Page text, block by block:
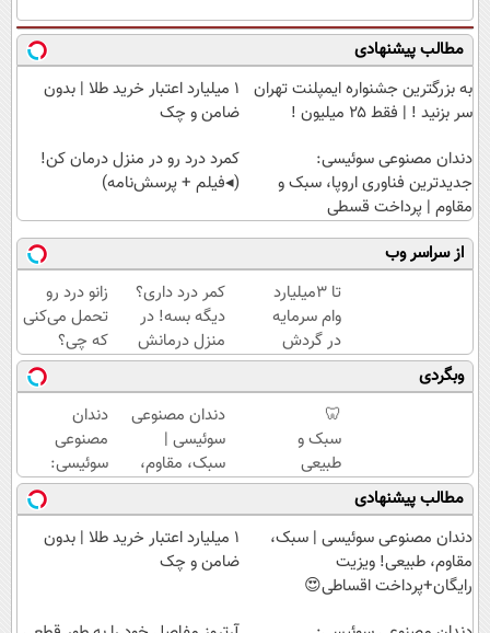
مطالب پیشنهادی
به بزرگترین جشنواره ایمپلنت تهران
سر بزنید ! | فقط ۲۵ میلیون !
۱ میلیارد اعتبار خرید طلا | بدون
ضامن و چک
دندان مصنوعی سوئیسی:
جدیدترین فناوری اروپا، سبک و
مقاوم | پرداخت قسطی
کمرد درد رو در منزل درمان کن!
(◂فیلم + پرسش‌نامه)
از سراسر وب
تا 3میلیارد
وام سرمایه
در گردش
فروشندگان
=>
فروشگاهت
رو ثبت کن
کمر درد داری؟
دیگه بسه! در
منزل درمانش
کن
(◀پرسش‌نامه)
زانو درد رو
تحمل می‌کنی
که چی؟
راه‌حلش
همین‌جاست!
وبگردی
🦷
سبک و
طبیعی
مثل
دندان
خودت!
نصب
آسان و
دندان مصنوعی
سوئیسی |
سبک، مقاوم،
طبیعی! ویزیت
رایگان+پرداخت
اقساطی😍
دندان
مصنوعی
سوئیسی:
جدیدترین
فناوری
اروپا،
مطالب پیشنهادی
دندان مصنوعی سوئیسی | سبک،
مقاوم، طبیعی! ویزیت
رایگان+پرداخت اقساطی😍
۱ میلیارد اعتبار خرید طلا | بدون
ضامن و چک